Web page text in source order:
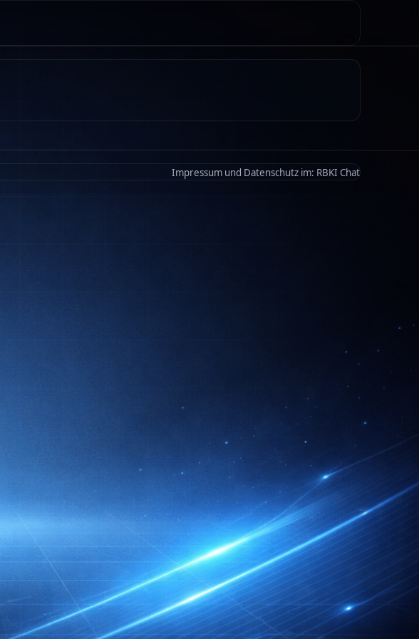
Impressum und Datenschutz im: RBKI Chat